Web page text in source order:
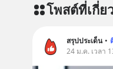
โพสต์ที่เกี่ย
สรุปประเด็น •
24 ม.ค. เวลา